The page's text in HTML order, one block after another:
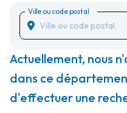
Ville ou code postal
Actuellement, nous
dans ce
d'effectuer une